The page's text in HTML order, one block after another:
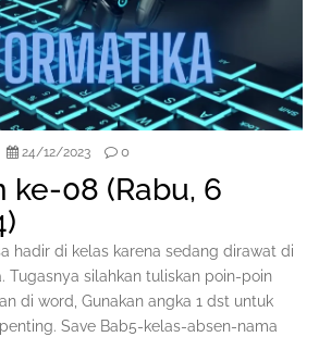
24/12/2023 0
ke-08 (Rabu, 6
hadir di kelas karena sedang dirawat di
Tugasnya silahkan tuliskan poin-poin
di word, Gunakan angka 1 dst untuk
Save Bab5-kelas-absen-nama